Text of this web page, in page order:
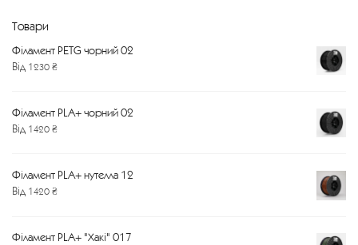
Товари
Філамент PETG чорний 02
Від 1230 ₴
Філамент PLA+ чорний 02
Від 1420 ₴
Філамент PLA+ нутелла 12
Від 1420 ₴
Філамент PLA+ "Хакі" 017